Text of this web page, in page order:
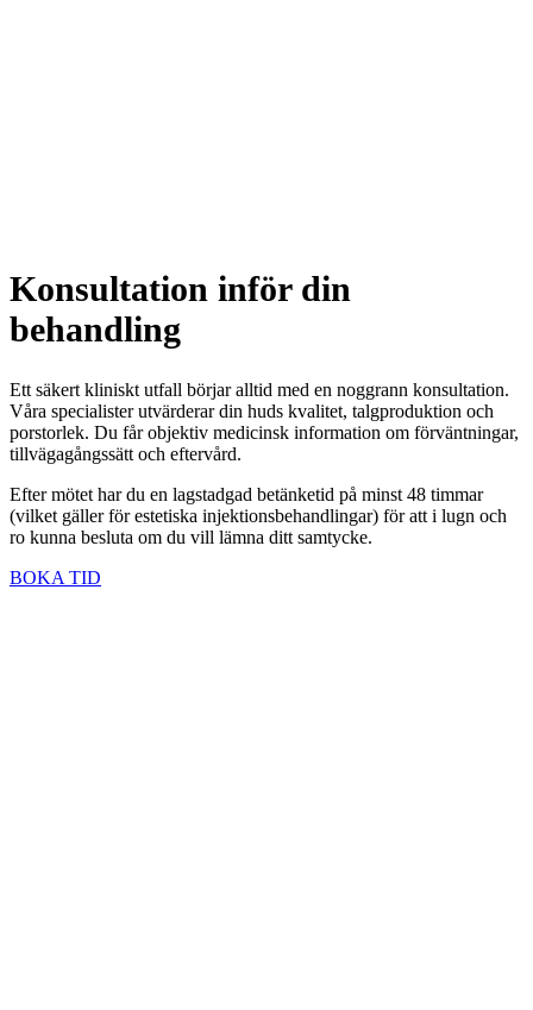
Konsultation inför din
behandling
Ett säkert kliniskt utfall börjar alltid med en noggrann konsultation.
Våra specialister utvärderar din huds kvalitet, talgproduktion och
porstorlek. Du får objektiv medicinsk information om förväntningar,
tillvägagångssätt och eftervård.
Efter mötet har du en lagstadgad betänketid på minst 48 timmar
(vilket gäller för estetiska injektionsbehandlingar) för att i lugn och
ro kunna besluta om du vill lämna ditt samtycke.
BOKA TID